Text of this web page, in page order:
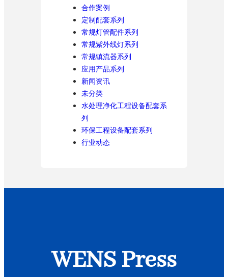
合作案例
定制配套系列
常规灯管配件系列
常规紫外线灯系列
常规镇流器系列
应用产品系列
新闻资讯
未分类
水处理净化工程设备配套系
列
环保工程设备配套系列
行业动态
WENS Press